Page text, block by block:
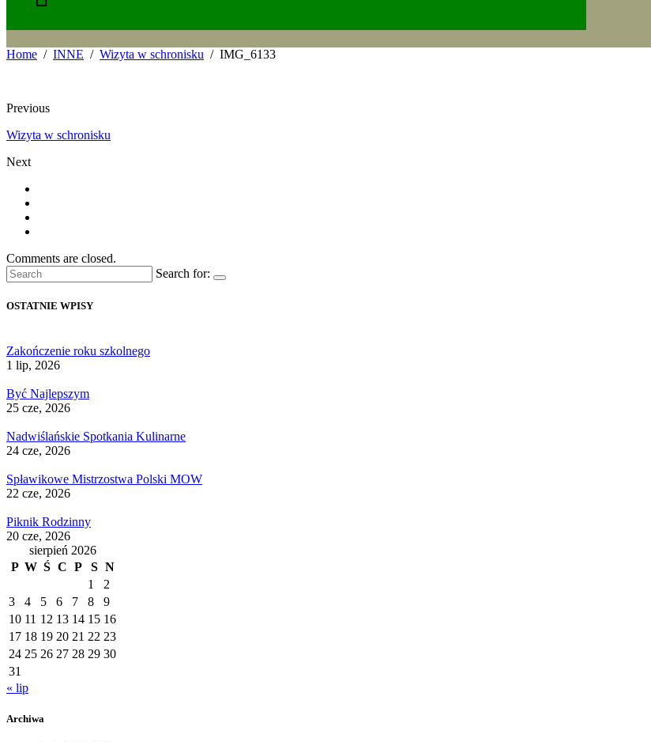
Home INNE Wizyta w schronisku IMG_6133
Previous
Wizyta w schronisku
Next
Comments are closed.
Search for:
OSTATNIE WPISY
Zakończenie roku szkolnego
1 lip, 2026
Być Najlepszym
25 cze, 2026
Nadwiślańskie Spotkania Kulinarne
24 cze, 2026
Spławikowe Mistrzostwa Polski MOW
22 cze, 2026
Piknik Rodzinny
20 cze, 2026
sierpień 2026
P W Ś C P S N
1
2
3
4 5 6 7 8
9
10 11 12 13 14 15 16
17 18 19 20 21 22 23
24 25 26 27 28 29 30
31
« lip
Archiwa